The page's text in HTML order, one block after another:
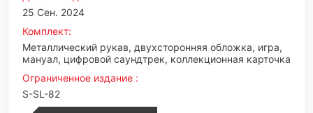
25 Сен. 2024
Комплект:
Металлический рукав, двухсторонняя обложка, игра,
мануал, цифровой саундтрек, коллекционная карточка
Ограниченное издание :
S-SL-82